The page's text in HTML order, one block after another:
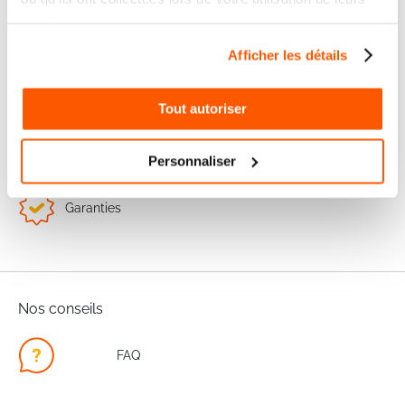
Afficher les détails
Tout autoriser
Personnaliser
100% sécurisé
3x sans frais
Livraison
SAV & Retours
Garanties
Nos conseils
FAQ